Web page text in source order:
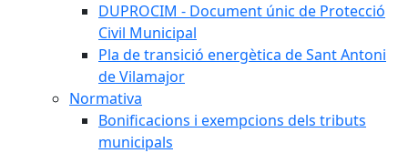
DUPROCIM - Document únic de Protecció
Civil Municipal
Pla de transició energètica de Sant Antoni
de Vilamajor
Normativa
Bonificacions i exempcions dels tributs
municipals